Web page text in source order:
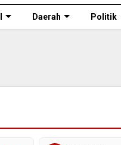
Daerah Politik